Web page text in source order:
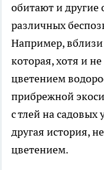
обитают и
различных
Например, вблизи
которая, хотя и
цветением
прибрежной
с тлей на садовых
другая история,
цветением.